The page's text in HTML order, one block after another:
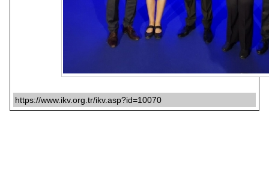
https://www.ikv.org.tr/ikv.asp?id=10070